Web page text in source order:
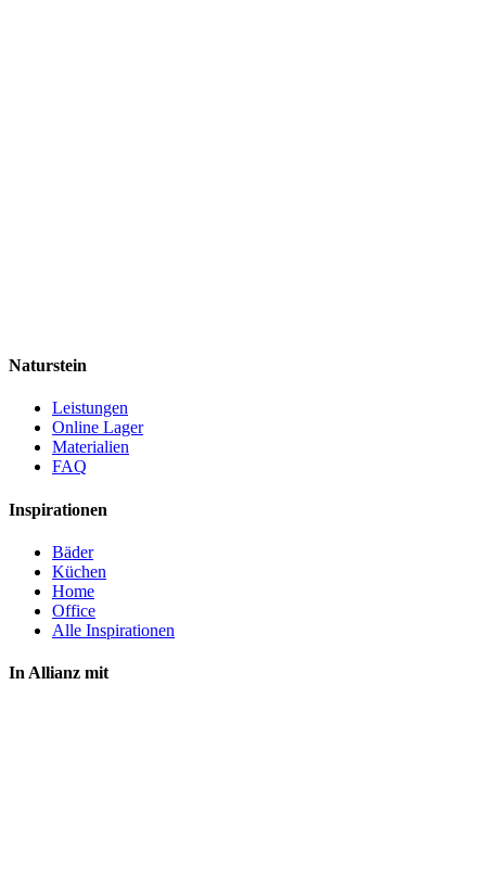
Naturstein
Leistungen
Online Lager
Materialien
FAQ
Inspirationen
Bäder
Küchen
Home
Office
Alle Inspirationen
In Allianz mit